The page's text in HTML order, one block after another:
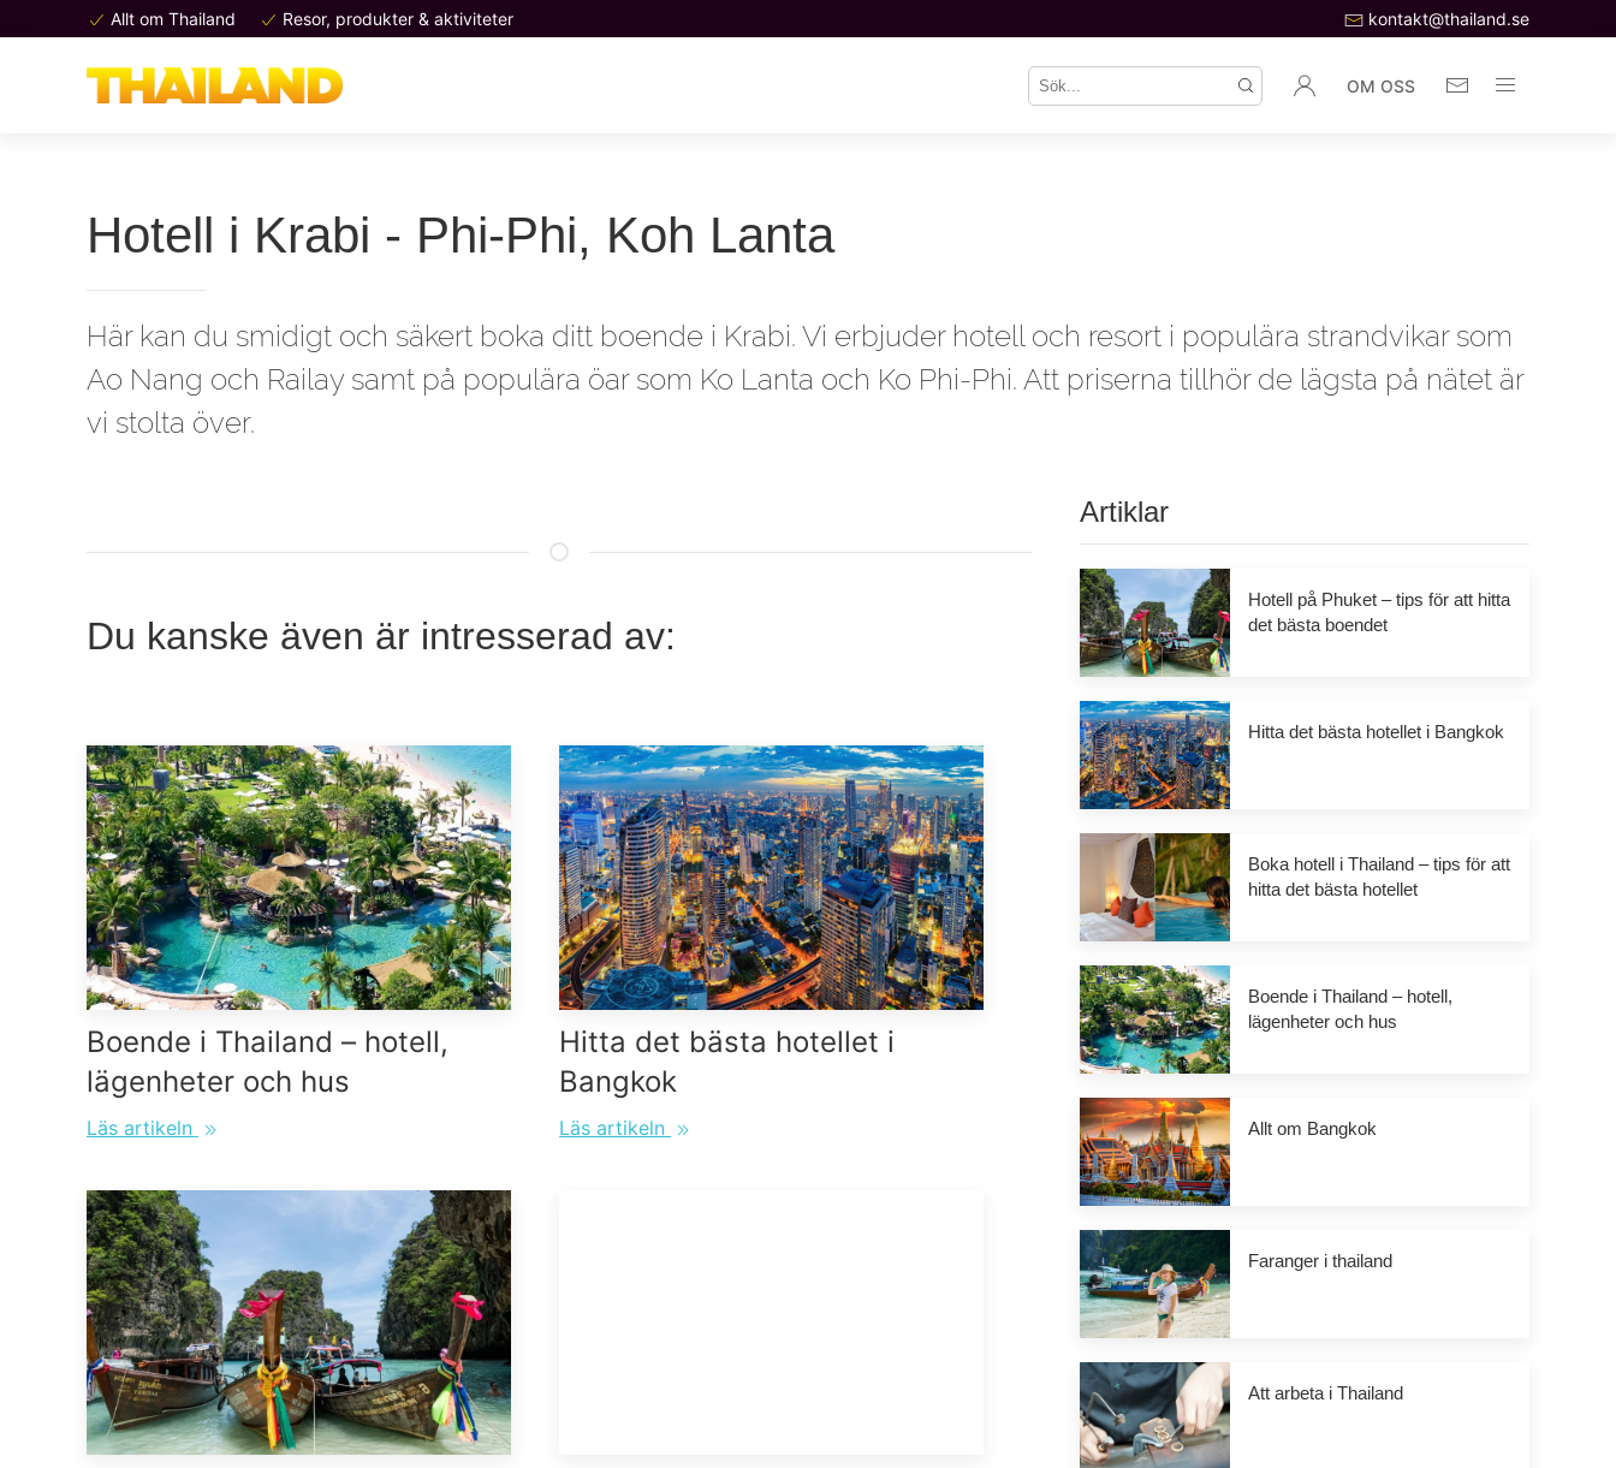
Allt om Thailand Resor, produkter & aktiviteter kontakt@thailand.se
OM OSS
Hotell i Krabi - Phi-Phi, Koh Lanta
Här kan du smidigt och säkert boka ditt boende i Krabi. Vi erbjuder hotell och resort i populära strandvikar som
Ao Nang och Railay samt på populära öar som Ko Lanta och Ko Phi-Phi. Att priserna tillhör de lägsta på nätet är
vi stolta över.
Du kanske även är intresserad av:
Boende i Thailand – hotell,
lägenheter och hus
Läs artikeln
Hitta det bästa hotellet i
Bangkok
Läs artikeln
Artiklar
Hotell på Phuket – tips för att hitta
det bästa boendet
Hitta det bästa hotellet i Bangkok
Boka hotell i Thailand – tips för att
hitta det bästa hotellet
Boende i Thailand – hotell,
lägenheter och hus
Allt om Bangkok
Faranger i thailand
Att arbeta i Thailand